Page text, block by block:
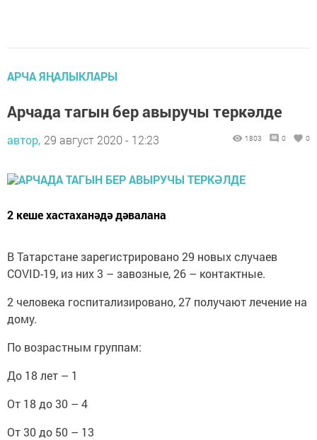
АРЧА ЯҢАЛЫКЛАРЫ
Арчада тагын бер авыручы теркәлде
автор, 29 август 2020 - 12:23 1803 0 0
2 кеше хастаханәдә дәвалана
В Татарстане зарегистрировано 29 новых случаев
COVID-19, из них 3 – завозные, 26 – контактные.
2 человека госпитализировано, 27 получают лечение на
дому.
По возрастным группам:
До 18 лет – 1
От 18 до 30 – 4
От 30 до 50 – 13